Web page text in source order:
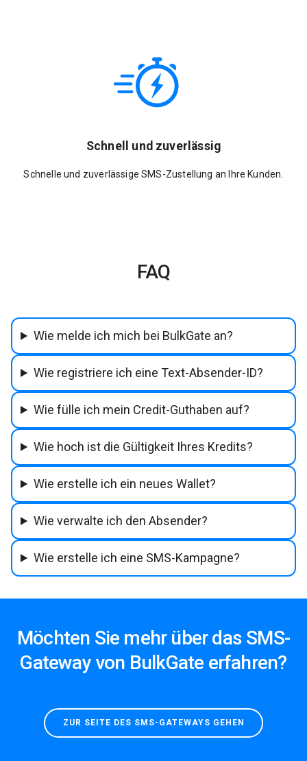
Schnell und zuverlässig
Schnelle und zuverlässige SMS-Zustellung an Ihre Kunden.
FAQ
Wie melde ich mich bei BulkGate an?
Wie registriere ich eine Text-Absender-ID?
Wie fülle ich mein Credit-Guthaben auf?
Wie hoch ist die Gültigkeit Ihres Kredits?
Wie erstelle ich ein neues Wallet?
Wie verwalte ich den Absender?
Wie erstelle ich eine SMS-Kampagne?
Möchten Sie mehr über das SMS-
Gateway von BulkGate erfahren?
ZUR SEITE DES SMS-GATEWAYS GEHEN